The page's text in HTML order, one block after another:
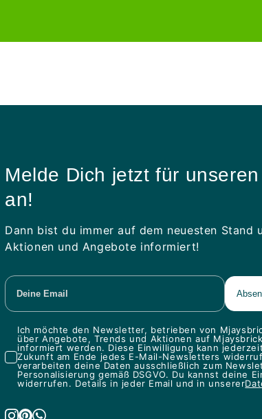
Melde Dich jetzt für
an!
Dann bist du immer auf dem neuesten Stand
Aktionen und Angebote informiert!
Ich möchte den Newsletter, betrieben von
über Angebote, Trends und Aktionen auf
informiert werden. Diese Einwilligung kann
Zukunft am Ende jedes E-Mail-Newsletters
verarbeiten deine Daten ausschließlich zum
Personalisierung gemäß DSGVO. Du kannst deine
widerrufen. Details in jeder Email und in unserer